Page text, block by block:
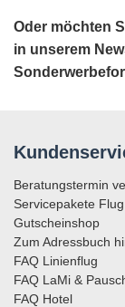
Oder möchten
in unserem
Beratungstermin
Servicepakete Flug
Gutscheinshop
Zum Adressbuch
FAQ Linienflug
FAQ LaMi &
FAQ Hotel